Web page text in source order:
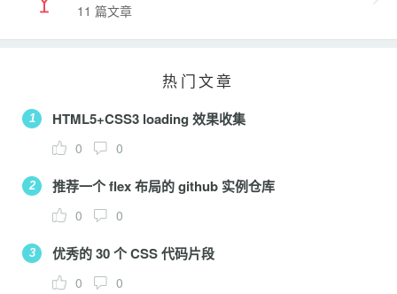
11 篇文章
热门文章
1 HTML5+CSS3 loading 效果收集
0 0
2 推荐一个 flex 布局的 github 实例仓库
0 0
3 优秀的 30 个 CSS 代码片段
0 0